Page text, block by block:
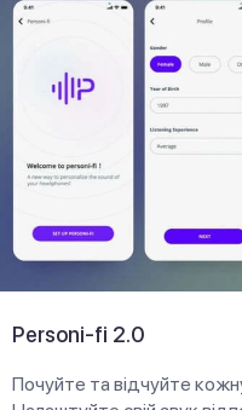
Personi-fi 2.0
Почуйте та відчуйте